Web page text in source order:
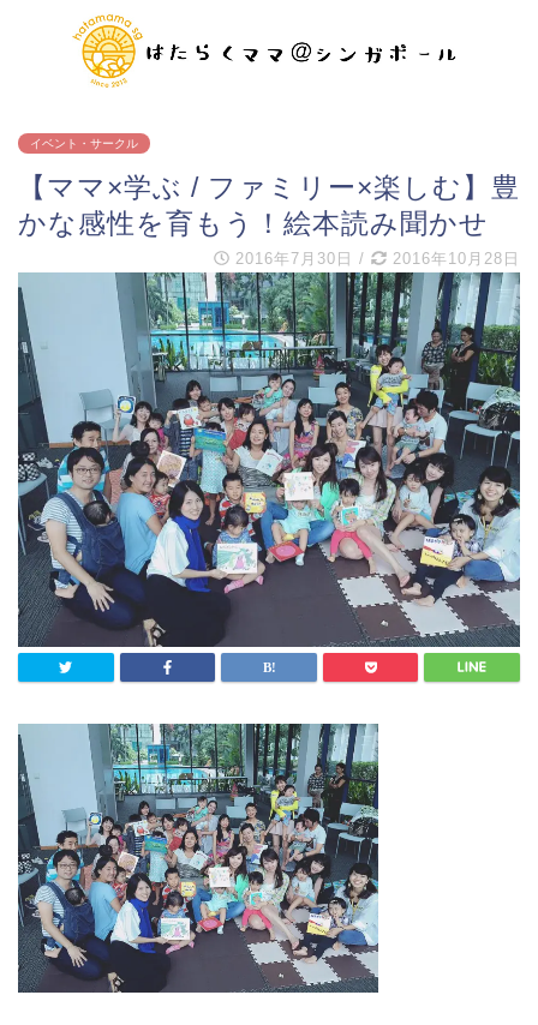
イベント・サークル
【ママ×学ぶ / ファミリー×楽しむ】豊
かな感性を育もう！絵本読み聞かせ
2016年7月30日 / 2016年10月28日